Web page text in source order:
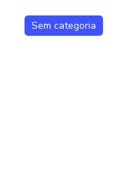
Sem categoria